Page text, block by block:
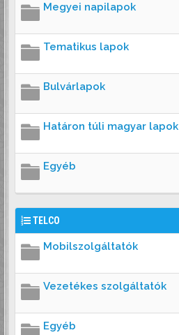
Megyei napilapok
Tematikus lapok
Bulvárlapok
Határon túli magyar lapok
Egyéb
TELCO
Mobilszolgáltatók
Vezetékes szolgáltatók
Egyéb